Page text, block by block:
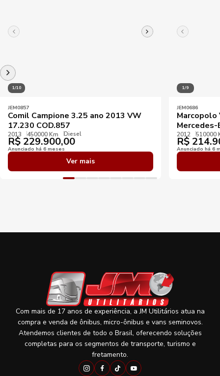
1/10
JEM0857
Comil Campione 3.25 ano 2013 VW
17.230 COD.857
2013 450000 Km Diesel
R$ 229.900,00
Anunciado há 6 meses
Ver mais
1/9
JEM0686
Marcopolo
Mercedes-
2012 510000
R$
Anunciado há 6
Com mais de 17 anos de experiência, a JM Utilitários atua na
compra e venda de ônibus, micro-ônibus e vans seminovos.
Atendemos clientes de todo o Brasil, oferecendo soluções
completas para os segmentos de transporte, turismo e
fretamento.